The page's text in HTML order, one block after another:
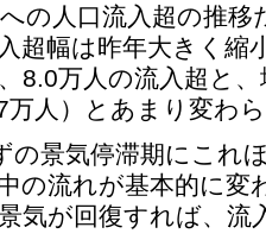
の人口流入超の推移
超幅は昨年大きく縮
8.0万人の流入超と
万人）とあまり変わ
の景気停滞期にこれ
の流れが基本的に変
気が回復すれば、流